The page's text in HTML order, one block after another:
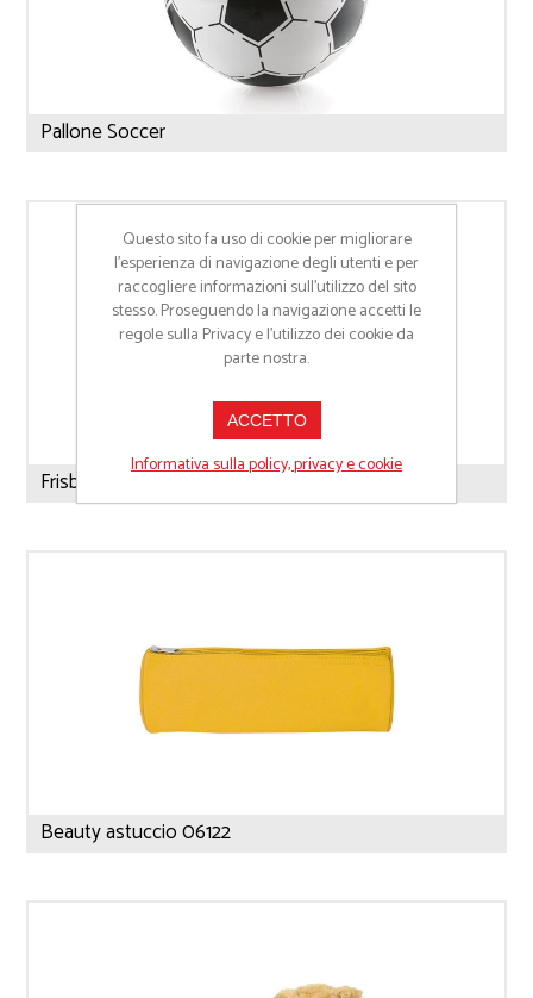
Pallone Soccer
Frisbee Brezza
Beauty astuccio 06122
Questo sito fa uso di cookie per migliorare
l’esperienza di navigazione degli utenti e per
raccogliere informazioni sull’utilizzo del sito
stesso. Proseguendo la navigazione accetti le
regole sulla Privacy e l'utilizzo dei cookie da
parte nostra.
ACCETTO
Informativa sulla policy, privacy e cookie